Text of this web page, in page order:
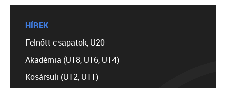
HÍREK
Felnőtt csapatok, U20
Akadémia (U18, U16, U14)
Kosársuli (U12, U11)